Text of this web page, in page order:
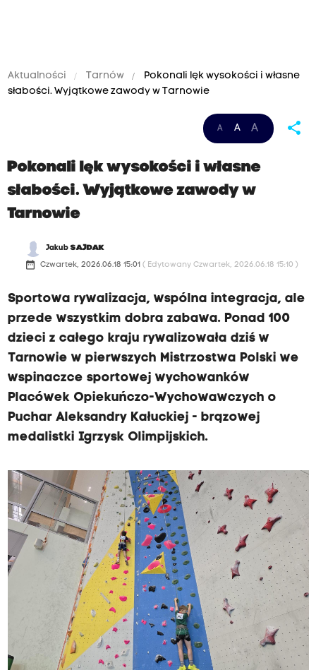
Aktualności Tarnów
Pokonali lęk wysokości i własne
słabości. Wyjątkowe zawody w Tarnowie
A A A share
Pokonali lęk wysokości i własne
słabości. Wyjątkowe zawody w
Tarnowie
JakubSAJDAK
date_range Czwartek, 2026.06.18 15:01 ( Edytowany Czwartek, 2026.06.18 15:10 )
Sportowa rywalizacja, wspólna integracja, ale
przede wszystkim dobra zabawa. Ponad 100
dzieci z całego kraju rywalizowała dziś w
Tarnowie w pierwszych Mistrzostwa Polski we
wspinaczce sportowej wychowanków
Placówek Opiekuńczo-Wychowawczych o
Puchar Aleksandry Kałuckiej - brązowej
medalistki Igrzysk Olimpijskich.